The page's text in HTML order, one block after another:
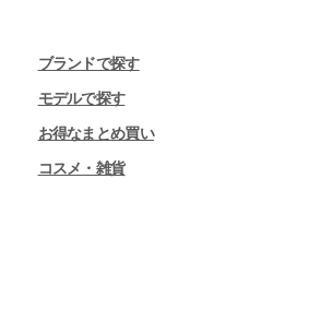
ブランドで探す
モデルで探す
お得なまとめ買い
コスメ・雑貨